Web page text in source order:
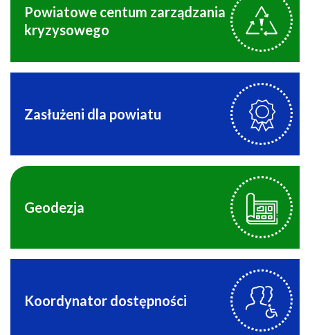
Powiatowe centum zarządzania
kryzysowego
Zasłużeni dla powiatu
Geodezja
Koordynator dostępności